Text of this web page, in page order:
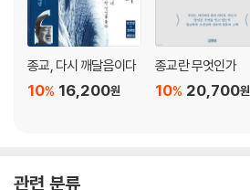
실제적 무신론
부족신관
자기 백성밖에 모르는 신 - 출애굽 이야기
잔인하신 신 - 가나안 정복 이야기
장애인을 차별하는 신 - 제사장 제도
종교, 다시 깨달음이다
16,200원
10%
종교란 무엇인가
20,700원
10%
관련 분류